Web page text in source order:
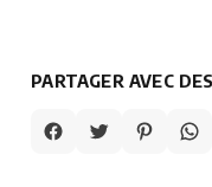
PARTAGER AVEC